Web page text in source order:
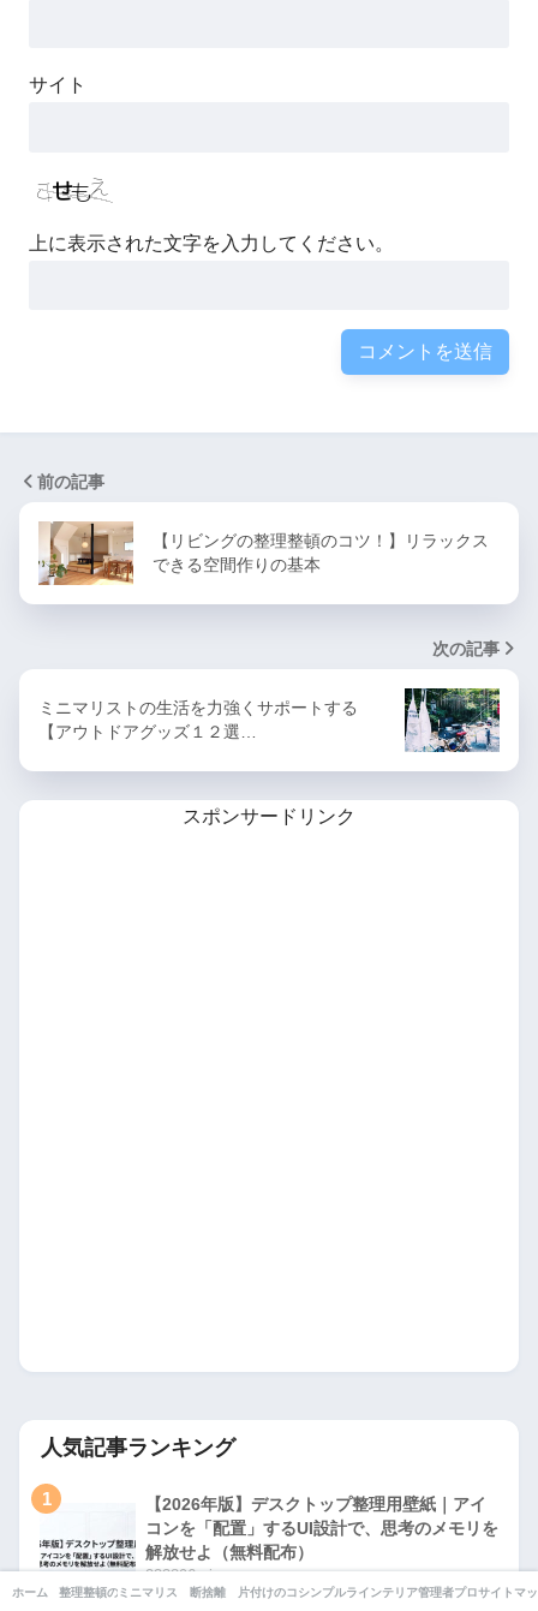
サイト
上に表示された文字を入力してください。
前の記事
【リビングの整理整頓のコツ！】リラックス
できる空間作りの基本
次の記事
ミニマリストの生活を力強くサポートする
【アウトドアグッズ１２選…
スポンサードリンク
人気記事ランキング
1
【2026年版】デスクトップ整理用壁紙｜アイ
コンを「配置」するUI設計で、思考のメモリを
解放せよ（無料配布）
233896 views
2026年3月12日
ホーム 整理整頓のコツミニマリストの部屋
断捨離 片付けのコツシンプルライフインテリア・収納管理者プロフィール
サイトマ